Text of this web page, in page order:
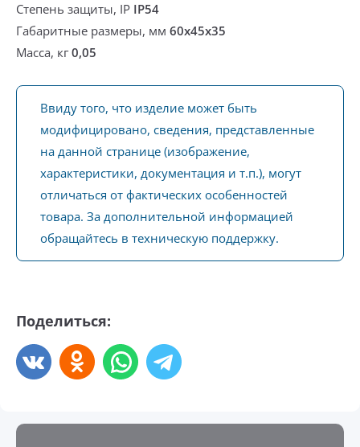
Степень защиты, IP IP54
Габаритные размеры, мм 60x45x35
Масса, кг0,05
Ввиду того, что изделие может быть
модифицировано, сведения, представленные
на данной странице (изображение,
характеристики, документация и т.п.), могут
отличаться от фактических особенностей
товара. За дополнительной информацией
обращайтесь в техническую поддержку.
Поделиться: